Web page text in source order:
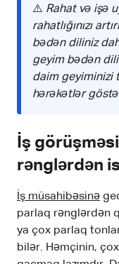
⚠️ Rahat və işə
rahatlığınızı
bədən diliniz
geyim bədən
daim geyiminizi
hərəkətlər
İş
rənglərdən
İş müsahibəsinə
parlaq rənglərdən
ya çox parlaq
bilər. Həmçinin,